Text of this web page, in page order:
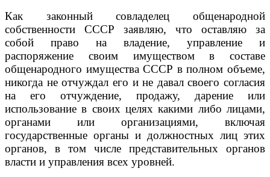
Как законный совладелец общенародной
собственности СССР заявляю, что оставляю за
собой право на владение, управление и
распоряжение своим имуществом в составе
общенародного имущества СССР в полном объеме,
никогда не отчуждал его и не давал своего согласия
на его отчуждение, продажу, дарение или
использование в своих целях какими либо лицами,
органами или организациями, включая
государственные органы и должностных лиц этих
органов, в том числе представительных органов
власти и управления всех уровней.